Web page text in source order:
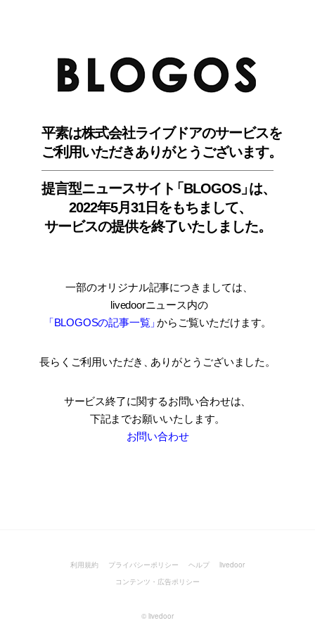
平素は株式会社ライブドアのサービスを
ご利用いただきありがとうございます。
提言型ニュースサイ ト「BLOGOS」は、
2022年5月31日をもちまして、
サービスの提供を終了いたしました。
一部のオリジナル記事につきましては
livedoorニュース内の
「BLOGOSの記事一覧」からご覧いただけます。
長らくご利用いただき ありがとうございました。
サービス終了に関するお問い合わせは、
下記までお願いいたします。
お問い合わせ
利用規約 プライバシーポリシー ヘルプ
livedoor
コンテンツ・広告ポリシー
© livedoor